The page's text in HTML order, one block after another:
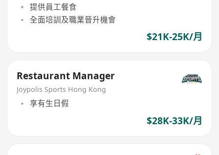
提供員工餐食
全面培訓及職業晉升機會
$21K-25K/月
Restaurant Manager
Joypolis Sports Hong Kong
享有生日假
$28K-33K/月